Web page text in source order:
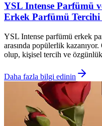
YSL Intense Parfümü
Erkek Parfümü Tercihi
YSL Intense parfümü erkek
arasında popülerlik
olup, kişisel tercih ve
Daha fazla bilgi edinin